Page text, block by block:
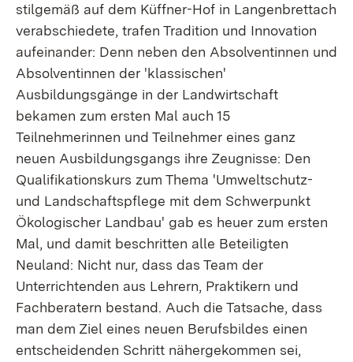
stilgemäß auf dem Küffner-Hof in Langenbrettach
verabschiedete, trafen Tradition und Innovation
aufeinander: Denn neben den Absolventinnen und
Absolventinnen der 'klassischen'
Ausbildungsgänge in der Landwirtschaft
bekamen zum ersten Mal auch 15
Teilnehmerinnen und Teilnehmer eines ganz
neuen Ausbildungsgangs ihre Zeugnisse: Den
Qualifikationskurs zum Thema 'Umweltschutz-
und Landschaftspflege mit dem Schwerpunkt
Ökologischer Landbau' gab es heuer zum ersten
Mal, und damit beschritten alle Beteiligten
Neuland: Nicht nur, dass das Team der
Unterrichtenden aus Lehrern, Praktikern und
Fachberatern bestand. Auch die Tatsache, dass
man dem Ziel eines neuen Berufsbildes einen
entscheidenden Schritt nähergekommen sei,